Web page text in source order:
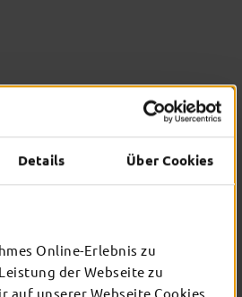
Details Über Cookies
Online-Erlebnis zu
der Webseite zu
auf unserer Webseite Cookies